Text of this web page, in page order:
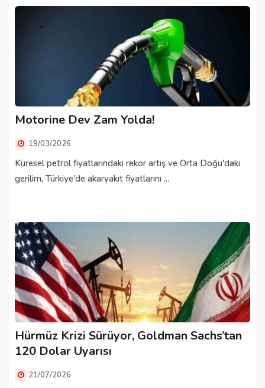
Motorine Dev Zam Yolda!
19/03/2026
Küresel petrol fiyatlarındaki rekor artış ve Orta Doğu'daki
gerilim, Türkiye'de akaryakıt fiyatlarını ...
Hürmüz Krizi Sürüyor, Goldman Sachs’tan
120 Dolar Uyarısı
21/07/2026